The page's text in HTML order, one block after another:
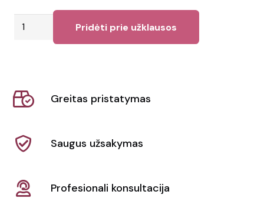
produkto
Pridėti prie užklausos
Greitas pristatymas
Saugus užsakymas
Profesionali konsultacija